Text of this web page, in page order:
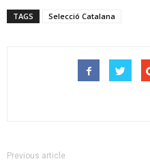
TAGS Selecció Catalana
Previous article